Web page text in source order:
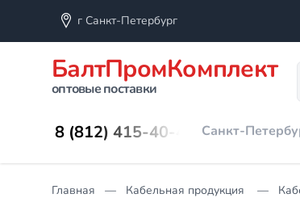
г Санкт-Петербург
БалтПромКомплект
оптовые поставки
8 (812) 415-40-45 Санкт-
Главная Кабельная продукция